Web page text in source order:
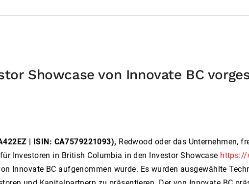
Showcase von Innovate BC
| ISIN: CA7579221093), Redwood oder das Unternehmen,
Investoren in British Columbia in den Investor Showcase https://
Innovate BC aufgenommen wurde. Es wurden ausgewählte